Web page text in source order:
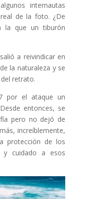
internautas
de la foto. ¿De
la que un tiburón
a reivindicar en
la naturaleza y se
retrato.
por el ataque un
entonces, se
pero no dejó de
increíblemente,
protección de los
y cuidado a esos